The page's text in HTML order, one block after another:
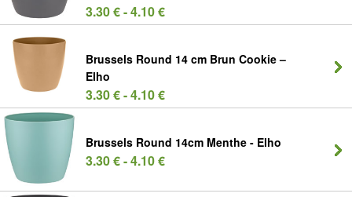
3.30 € - 4.10 €
Brussels Round 14 cm Brun Cookie –
Elho
3.30 € - 4.10 €
Brussels Round 14cm Menthe - Elho
3.30 € - 4.10 €